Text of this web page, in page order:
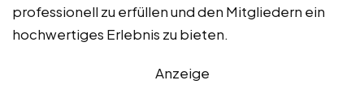
professionell zu erfüllen und den Mitgliedern ein
hochwertiges Erlebnis zu bieten.
Anzeige